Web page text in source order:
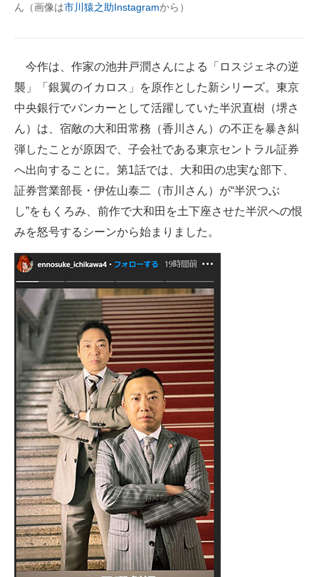
モノづくり技術者専門サイト
エネルギーの専門メディア
建設×テクノロジーの最前線
ちょっと気になるネットの話題
ん（画像は市川猿之助Instagramから）
今作は、作家の池井戸潤さんによる「ロスジェネの逆
襲」「銀翼のイカロス」を原作とした新シリーズ。東京
中央銀行でバンカーとして活躍していた半沢直樹（堺さ
ん）は、宿敵の大和田常務（香川さん）の不正を暴き糾
弾したことが原因で、子会社である東京セントラル証券
へ出向することに。第1話では、大和田の忠実な部下、
証券営業部長・伊佐山泰二（市川さん）が“半沢つぶ
し”をもくろみ、前作で大和田を土下座させた半沢への恨
みを怒号するシーンから始まりました。